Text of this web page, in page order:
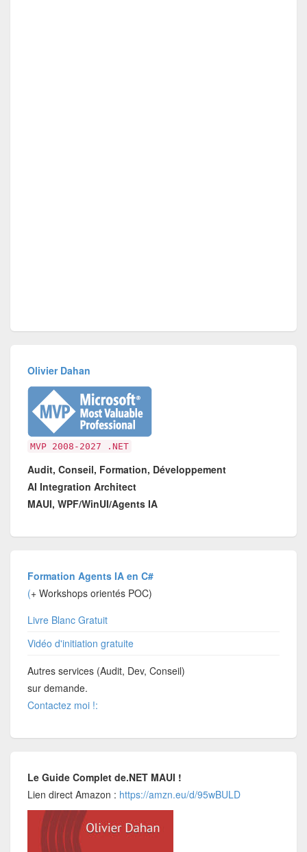
Olivier Dahan
MVP 2008-2027 .NET
Audit, Conseil, Formation, Développement
AI Integration Architect
MAUI, WPF/WinUI/Agents IA
Formation Agents IA en C#
(+ Workshops orientés POC)
Livre Blanc Gratuit
Vidéo d'initiation gratuite
Autres services (Audit, Dev, Conseil)
sur demande.
Contactez moi !:
Le Guide Complet de.NET MAUI !
Lien direct Amazon : https://amzn.eu/d/95wBULD